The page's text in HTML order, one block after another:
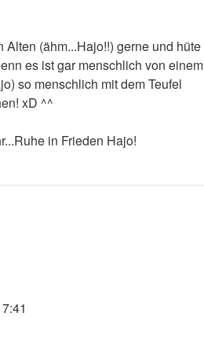
Alten (ähm...Hajo!!) gerne und hüte
es ist gar menschlich von einem
so menschlich mit dem Teufel
xD ^^
in Frieden Hajo!